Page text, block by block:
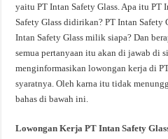
yaitu PT Intan Safety Glass. Apa itu PT
Safety Glass didirikan? PT Intan Safety
Intan Safety Glass milik siapa? Dan
semua pertanyaan itu akan di jawab di
menginformasikan lowongan kerja di
syaratnya. Oleh karna itu tidak
bahas di bawah ini.
Lowongan Kerja PT Intan Safety